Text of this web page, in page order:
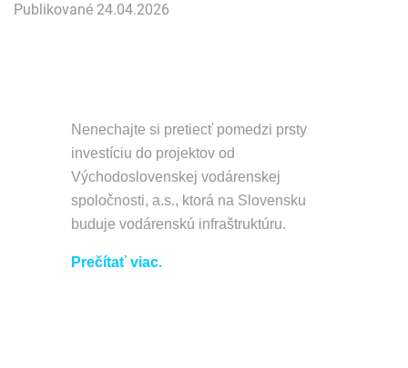
Publikované 24.04.2026
Nenechajte si pretiecť pomedzi prsty
investíciu do projektov od
Východoslovenskej vodárenskej
spoločnosti, a.s., ktorá na Slovensku
buduje vodárenskú infraštruktúru.
Prečítať viac.